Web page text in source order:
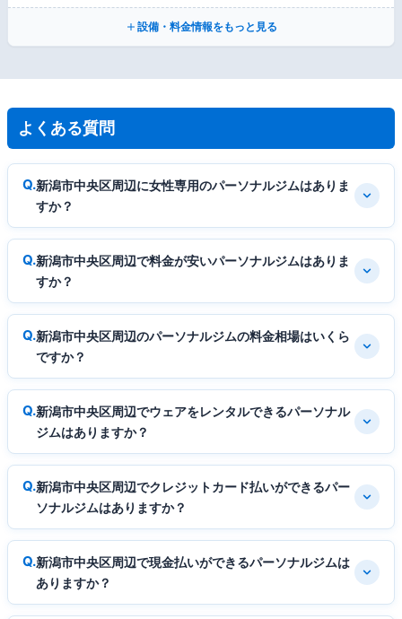
設備・料金情報をもっと見る
よくある質問
新潟市中央区周辺に女性専用のパーソナルジムはありま
すか？
新潟市中央区周辺で料金が安いパーソナルジムはありま
すか？
新潟市中央区周辺のパーソナルジムの料金相場はいくら
ですか？
新潟市中央区周辺でウェアをレンタルできるパーソナル
ジムはありますか？
新潟市中央区周辺でクレジットカード払いができるパー
ソナルジムはありますか？
新潟市中央区周辺で現金払いができるパーソナルジムは
ありますか？